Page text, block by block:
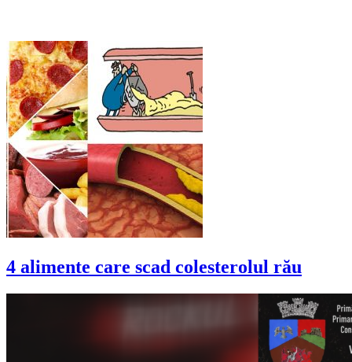
4 alimente care scad colesterolul rău